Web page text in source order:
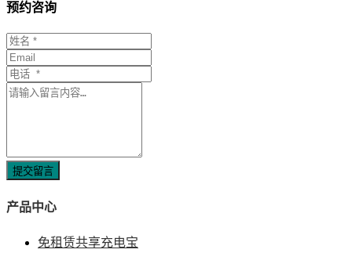
预约咨询
提交留言
产品中心
免租赁共享充电宝